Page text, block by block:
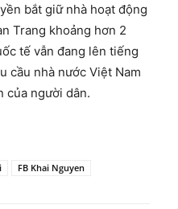
bắt giữ nhà hoạt động
Trang khoảng hơn 2
tế vẫn đang lên tiếng
cầu nhà nước Việt Nam
của người dân.
FB Khai Nguyen